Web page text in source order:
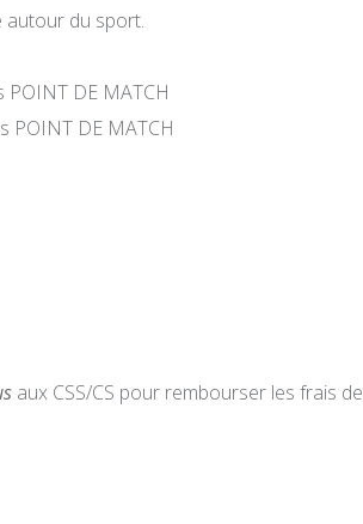
autour du sport.
DE MATCH
POINT DE MATCH
aux CSS/CS pour rembourser les frais de